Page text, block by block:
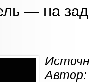
— на